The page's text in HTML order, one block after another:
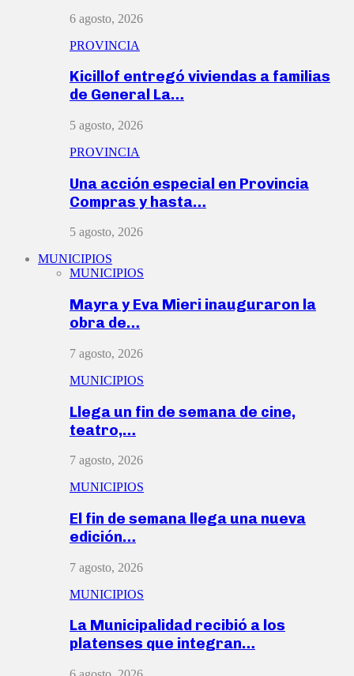
6 agosto, 2026
PROVINCIA
Kicillof entregó viviendas a familias
de General La…
5 agosto, 2026
PROVINCIA
Una acción especial en Provincia
Compras y hasta…
5 agosto, 2026
MUNICIPIOS
MUNICIPIOS
Mayra y Eva Mieri inauguraron la
obra de…
7 agosto, 2026
MUNICIPIOS
Llega un fin de semana de cine,
teatro,…
7 agosto, 2026
MUNICIPIOS
El fin de semana llega una nueva
edición…
7 agosto, 2026
MUNICIPIOS
La Municipalidad recibió a los
platenses que integran…